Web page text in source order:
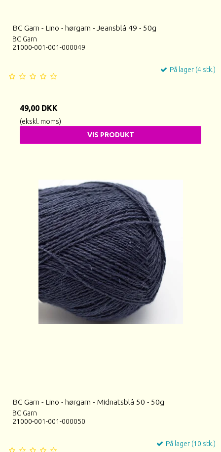
BC Garn - Lino - hørgarn - Jeansblå 49 - 50g
BC Garn
21000-001-001-000049
På lager (4 stk.)
49,00 DKK
(ekskl. moms)
VIS PRODUKT
BC Garn - Lino - hørgarn - Midnatsblå 50 - 50g
BC Garn
21000-001-001-000050
På lager (10 stk.)